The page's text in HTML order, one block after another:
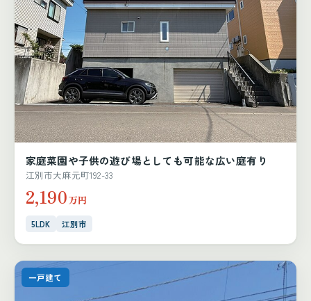
家庭菜園や子供の遊び場としても可能な広い庭有り
江別市大麻元町192-33
2,190万円
5LDK 江別市
一戸建て